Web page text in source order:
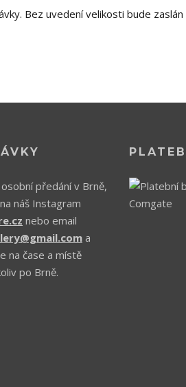
Bez uvedení velikosti bude
předání v Brně,
náš Instagram
nebo email
a
na čase a místě
po Brně.